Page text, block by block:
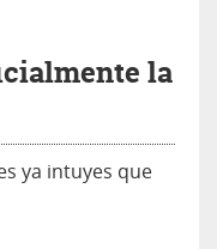
la
ya intuyes que